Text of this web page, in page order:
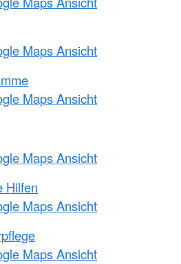
Maps Ansicht
Maps Ansicht
Maps Ansicht
Hilfen
Maps Ansicht
Maps Ansicht